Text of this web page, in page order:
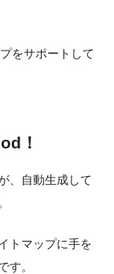
をサポートして
！
、自動生成して
トマップに手を
す。